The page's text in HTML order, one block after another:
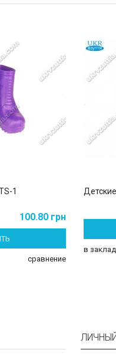
1
100.80 грн
сравнение
в